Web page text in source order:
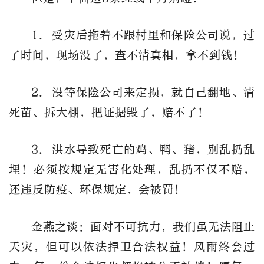
1. 受灾后拖着不跟村里和保险公司说，过
了时间，现场没了，查不清真相，拿不到钱！
2. 没等保险公司来定损，就自己翻地、清
死苗、拆大棚，把证据毁了，赔不了！
3. 洪水导致死亡的鸡、鸭、猪，别乱扔乱
埋！必须按规定无害化处理，乱扔不仅不赔，
还违反防疫、环保规定，会被罚！
金燕之谈：面对不可抗力，我们虽无法阻止
天灾，但可以依法捍卫合法权益！风雨终会过